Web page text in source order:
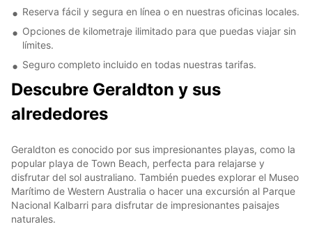
Reserva fácil y segura en línea o en nuestras oficinas locales.
Opciones de kilometraje ilimitado para que puedas viajar sin
límites.
Seguro completo incluido en todas nuestras tarifas.
Descubre Geraldton y sus
alrededores
Geraldton es conocido por sus impresionantes playas, como la
popular playa de Town Beach, perfecta para relajarse y
disfrutar del sol australiano. También puedes explorar el Museo
Marítimo de Western Australia o hacer una excursión al Parque
Nacional Kalbarri para disfrutar de impresionantes paisajes
naturales.